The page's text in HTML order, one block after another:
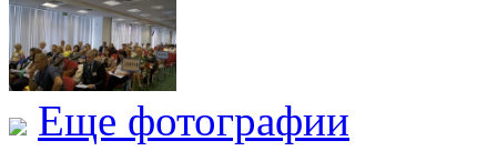
Еще фотографии